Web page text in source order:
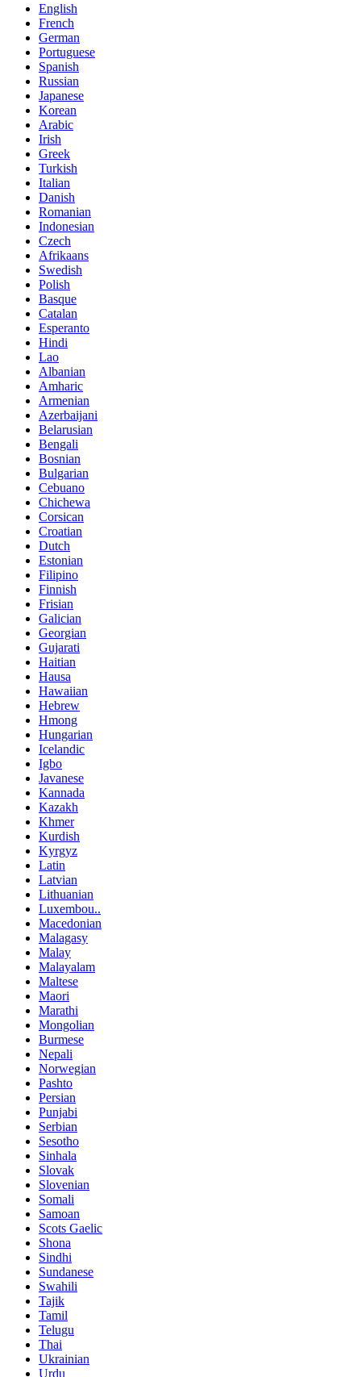
English
French
German
Portuguese
Spanish
Russian
Japanese
Korean
Arabic
Irish
Greek
Turkish
Italian
Danish
Romanian
Indonesian
Czech
Afrikaans
Swedish
Polish
Basque
Catalan
Esperanto
Hindi
Lao
Albanian
Amharic
Armenian
Azerbaijani
Belarusian
Bengali
Bosnian
Bulgarian
Cebuano
Chichewa
Corsican
Croatian
Dutch
Estonian
Filipino
Finnish
Frisian
Galician
Georgian
Gujarati
Haitian
Hausa
Hawaiian
Hebrew
Hmong
Hungarian
Icelandic
Igbo
Javanese
Kannada
Kazakh
Khmer
Kurdish
Kyrgyz
Latin
Latvian
Lithuanian
Luxembou..
Macedonian
Malagasy
Malay
Malayalam
Maltese
Maori
Marathi
Mongolian
Burmese
Nepali
Norwegian
Pashto
Persian
Punjabi
Serbian
Sesotho
Sinhala
Slovak
Slovenian
Somali
Samoan
Scots Gaelic
Shona
Sindhi
Sundanese
Swahili
Tajik
Tamil
Telugu
Thai
Ukrainian
Urdu